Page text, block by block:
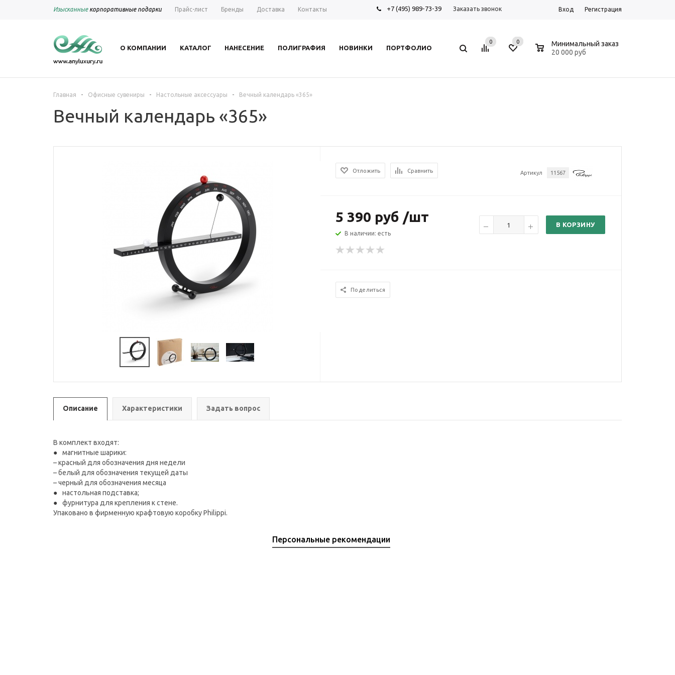
Изысканныекорпоративные подарки Прайс-лист Бренды Доставка Контакты +7 (495) 989-73-39 Заказать звонок Вход Регистрация
О КОМПАНИИ КАТАЛОГ НАНЕСЕНИЕ ПОЛИГРАФИЯ НОВИНКИ ПОРТФОЛИО
0 0
Минимальный заказ
20 000 руб
Главная - Офисные сувениры - Настольные аксессуары - Вечный календарь «365»
Вечный календарь «365»
Артикул 11567
Отложить Сравнить
5 390 руб /шт
В наличии: есть
В КОРЗИНУ
Поделиться
Описание Характеристики Задать вопрос
В комплект входят:
магнитные шарики:
– красный для обозначения дня недели
– белый для обозначения текущей даты
– черный для обозначения месяца
настольная подставка;
фурнитура для крепления к стене.
Упаковано в фирменную крафтовую коробку Philippi.
Персональные рекомендации